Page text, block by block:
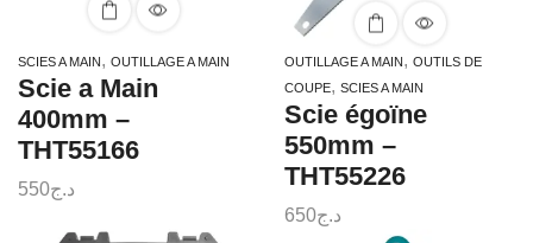
SCIES A MAIN , OUTILLAGE A MAIN
Scie a Main
400mm –
THT55166
د.ج550
OUTILLAGE A MAIN , OUTILS DE
COUPE, SCIES A MAIN
Scie égoïne
550mm –
THT55226
د.ج650